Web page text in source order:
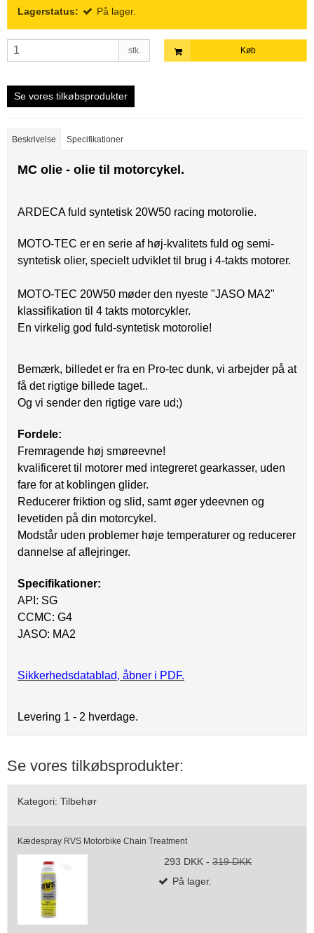
Lagerstatus: På lager.
stk. Køb
Se vores tilkøbsprodukter
Beskrivelse Specifikationer
MC olie - olie til motorcykel.
ARDECA fuld syntetisk 20W50 racing motorolie.
MOTO-TEC er en serie af høj-kvalitets fuld og semi-
syntetisk olier, specielt udviklet til brug i 4-takts motorer.
MOTO-TEC 20W50 møder den nyeste "JASO MA2"
klassifikation til 4 takts motorcykler.
En virkelig god fuld-syntetisk motorolie!
Bemærk, billedet er fra en Pro-tec dunk, vi arbejder på at
få det rigtige billede taget..
Og vi sender den rigtige vare ud;)
Fordele:
Fremragende høj smøreevne!
kvalificeret til motorer med integreret gearkasser, uden
fare for at koblingen glider.
Reducerer friktion og slid, samt øger ydeevnen og
levetiden på din motorcykel.
Modstår uden problemer høje temperaturer og reducerer
dannelse af aflejringer.
Specifikationer:
API: SG
CCMC: G4
JASO: MA2
Sikkerhedsdatablad, åbner i PDF.
Levering 1 - 2 hverdage.
Se vores tilkøbsprodukter:
Kategori: Tilbehør
Kædespray RVS Motorbike Chain Treatment
293 DKK - 319 DKK
På lager.